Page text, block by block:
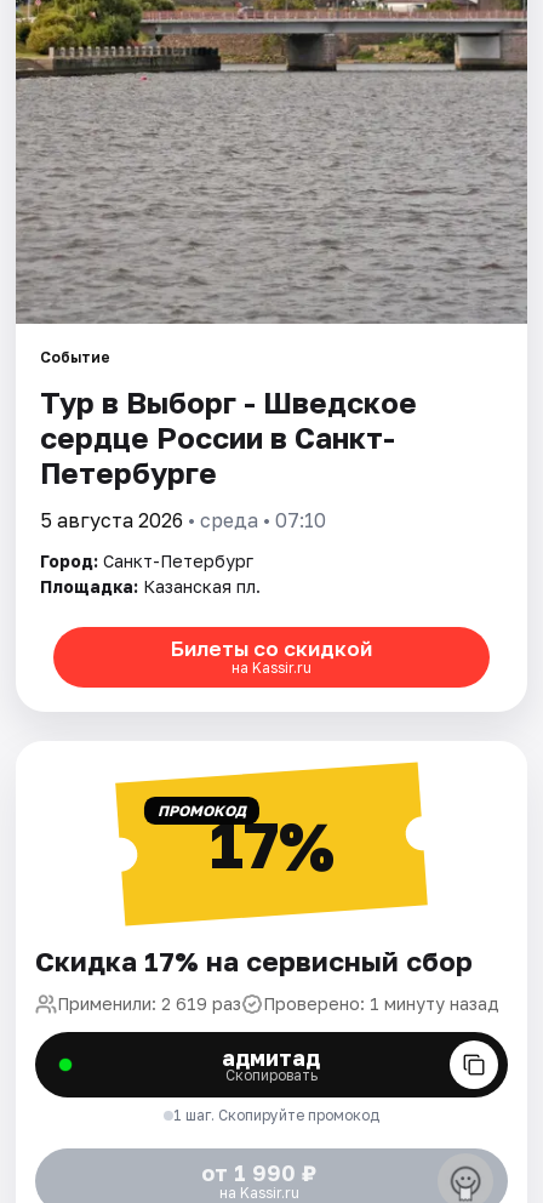
Артисты
Рейтинги
Событие
Тур в Выборг - Шведское
сердце России в Санкт-
Петербурге
5 августа 2026 • среда • 07:10
Город: Санкт-Петербург
Площадка: Казанская пл.
Билеты со скидкой
на Kassir.ru
ПРОМОКОД17%
Скидка 17% на сервисный сбор
Применили: 2 619 раз Проверено: 1 минуту назад
адмитад
Скопировать
1 шаг. Скопируйте промокод
от 1 990 ₽
на Kassir.ru